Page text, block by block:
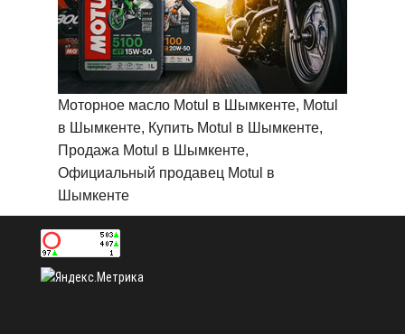
Моторное масло Motul в Шымкенте, Motul
в Шымкенте, Купить Motul в Шымкенте,
Продажа Motul в Шымкенте,
Официальный продавец Motul в
Шымкенте